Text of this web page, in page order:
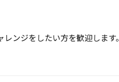
ンジをしたい方を歓迎します。